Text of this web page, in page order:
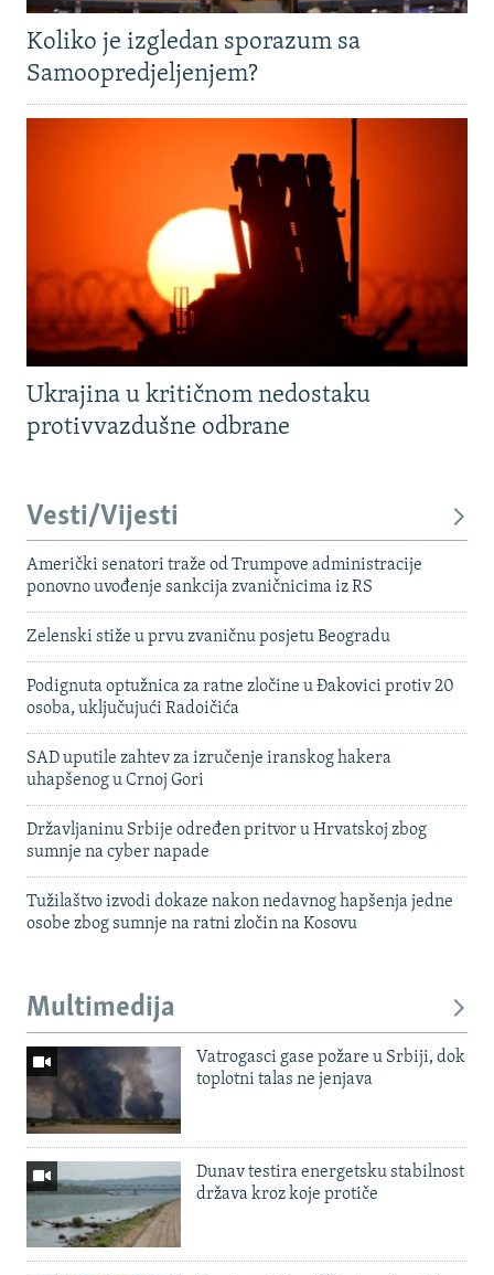
Koliko je izgledan sporazum sa
Samoopredjeljenjem?
Ukrajina u kritičnom nedostaku
protivvazdušne odbrane
Vesti/Vijesti
Američki senatori traže od Trumpove administracije
ponovno uvođenje sankcija zvaničnicima iz RS
Zelenski stiže u prvu zvaničnu posjetu Beogradu
Podignuta optužnica za ratne zločine u Đakovici protiv 20
osoba, uključujući Radoičića
SAD uputile zahtev za izručenje iranskog hakera
uhapšenog u Crnoj Gori
Državljaninu Srbije određen pritvor u Hrvatskoj zbog
sumnje na cyber napade
Tužilaštvo izvodi dokaze nakon nedavnog hapšenja jedne
osobe zbog sumnje na ratni zločin na Kosovu
Multimedija
Vatrogasci gase požare u Srbiji, dok
toplotni talas ne jenjava
Dunav testira energetsku stabilnost
država kroz koje protiče